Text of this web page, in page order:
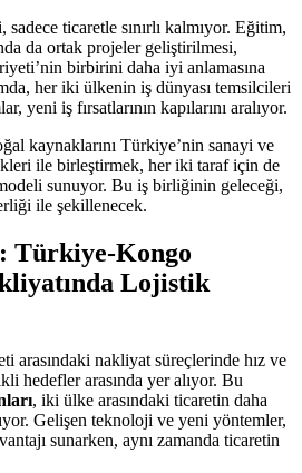
ticaretle sınırlı kalmıyor. Eğitim,
da ortak projeler geliştirilmesi,
birbirini daha iyi anlamasına
her iki ülkenin iş dünyası temsilcileri
yeni iş fırsatlarının kapılarını aralıyor.
kaynaklarını Türkiye’nin sanayi ve
ile birleştirmek, her iki taraf için de
sunuyor. Bu iş birliğinin geleceği,
ile şekillenecek.
Türkiye-Kongo
Lojistik
arasındaki nakliyat süreçlerinde hız ve
hedefler arasında yer alıyor. Bu
, iki ülke arasındaki ticaretin daha
Gelişen teknoloji ve yeni yöntemler,
sunarken, aynı zamanda ticaretin